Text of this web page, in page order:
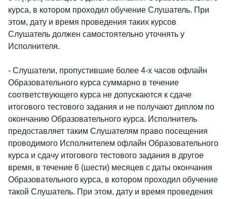
курса, в котором проходил обучение Слушатель. При
этом, дату и время проведения таких курсов
Слушатель должен самостоятельно уточнять у
Исполнителя.
- Слушатели, пропустившие более 4-х часов офлайн
Образовательного курса суммарно в течение
соответствующего курса не допускаются к сдаче
итогового тестового задания и не получают диплом по
окончанию Образовательного курса. Исполнитель
предоставляет таким Слушателям право посещения
проводимого Исполнителем офлайн Образовательного
курса и сдачу итогового тестового задания в другое
время, в течение 6 (шести) месяцев с даты окончания
Образовательного курса, в котором проходил обучение
такой Слушатель. При этом, дату и время проведения